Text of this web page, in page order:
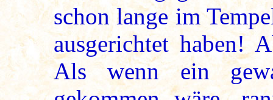
schon lange im
ausgerichtet haben!
Als wenn ein